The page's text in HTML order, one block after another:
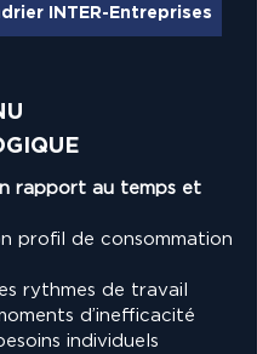
INTER-Entreprises
rapport au temps et
profil de consommation
rythmes de travail
d’inefficacité
individuels